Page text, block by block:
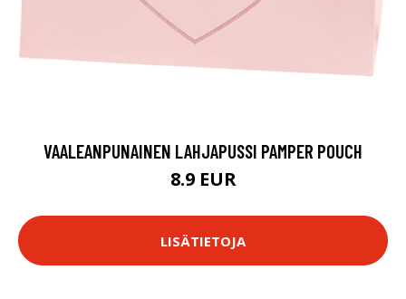
VAALEANPUNAINEN LAHJAPUSSI PAMPER POUCH
8.9 EUR
LISÄTIETOJA